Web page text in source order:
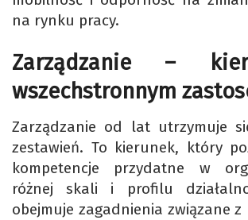
na rynku pracy.
Zarządzanie –
wszechstronnym
Zarządzanie od lat utrzymuje
zestawień. To kierunek, który
kompetencje przydatne w
różnej skali i profilu
obejmuje zagadnienia związane z